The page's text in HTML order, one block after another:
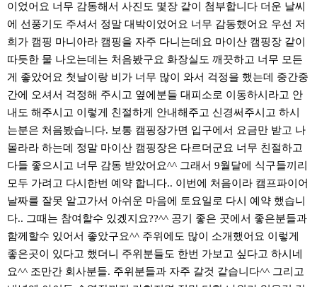
이었어요 너무 감동해서 사진도 몇장 같이 첨부합니다 더운 날씨
에 선풍기도 주셔서 정말 대박이었어요 너무 감동했어요 우선 저
희가 캠핑 마니아라 캠핑을 자주 다니는데요 마이산 캠핑장 같이
따듯한 물 나오는데는 처음봤구요 화장실도 깨끗하고 너무 모든
게 좋았어요 첫날이랑 비가 너무 많이 와서 걱정을 했는데 중간중
간에 오셔서 걱정해 주시고 옆에분들 대피소로 이동하시라고 안
내도 해주시고 이렇게 친절하게 안내해주고 신경써주시고 하시
는분은 처음봤습니다. 보통 캠핑장가면 입구에서 요금만 받고 나
몰라라 하는데 정말 마이산 캠핑장은 다르더군요 너무 친절하고
다들 좋으시고 너무 감동 받았어요^^ 그래서 9월달에 식구들끼리
모두 가려고 다시한번 예약 합니다.. 이번에 처음이라 캠프파이어
날짜를 잘못 알고가서 아쉬운 마음에 토요일로 다시 예약 했습니
다.. 그때는 참여할수 있겠지요??^^ 공기 좋은 곳에서 좋은분들과
함께할수 있어서 좋았구요^^ 주위에도 많이 소개했어요 이렇게
좋은곳이 있다고 했더니 주위분들도 한번 가보고 싶다고 하시네
요^^ 조만간 회사분들. 주위분들과 자주 갈것 같습니다^^ 그리고